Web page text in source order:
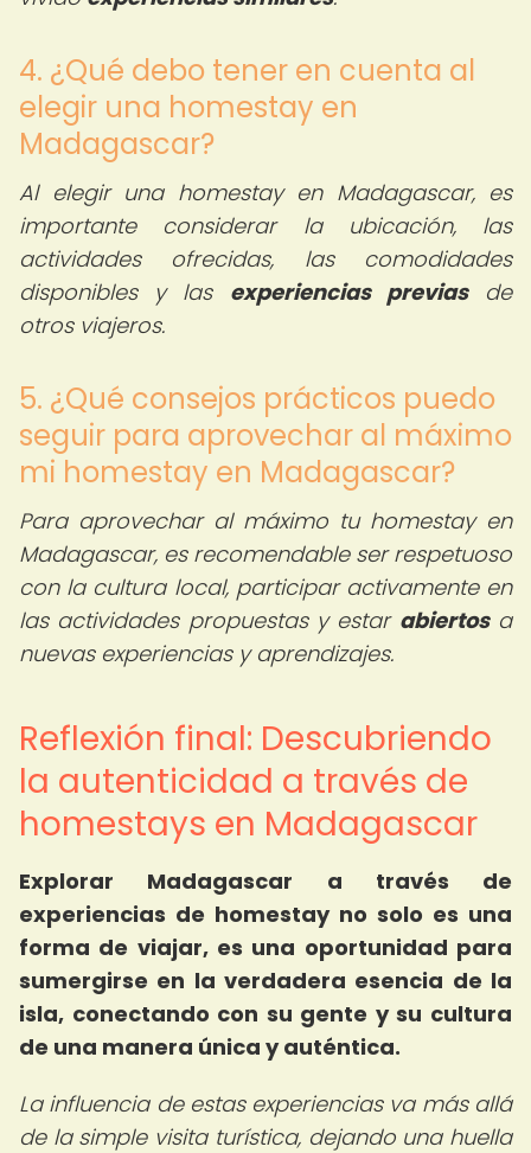
4. ¿Qué debo tener en cuenta al
elegir una homestay en
Madagascar?
Al elegir una homestay en Madagascar, es
importante considerar la ubicación, las
actividades ofrecidas, las comodidades
disponibles y las experiencias previasde
otros viajeros.
5. ¿Qué consejos prácticos puedo
seguir para aprovechar al máximo
mi homestay en Madagascar?
Para aprovechar al máximo tu homestay en
Madagascar, es recomendable ser respetuoso
con la cultura local, participar activamente en
las actividades propuestas y estar abiertosa
nuevas experiencias y aprendizajes.
Reflexión final: Descubriendo
la autenticidad a través de
homestays en Madagascar
Explorar Madagascar a través de
experiencias de homestay no solo es una
forma de viajar, es una oportunidad para
sumergirse en la verdadera esencia de la
isla, conectando con su gente y su cultura
de una manera única y auténtica.
La influencia de estas experiencias va más allá
de la simple visita turística, dejando una huella